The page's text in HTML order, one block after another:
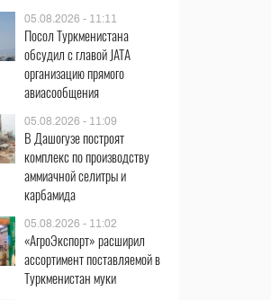
05.08.2026 - 11:11
Посол Туркменистана
обсудил с главой JATA
организацию прямого
авиасообщения
05.08.2026 - 11:09
В Дашогузе построят
комплекс по производству
аммиачной селитры и
карбамида
05.08.2026 - 11:02
«АгроЭкспорт» расширил
ассортимент поставляемой в
Туркменистан муки